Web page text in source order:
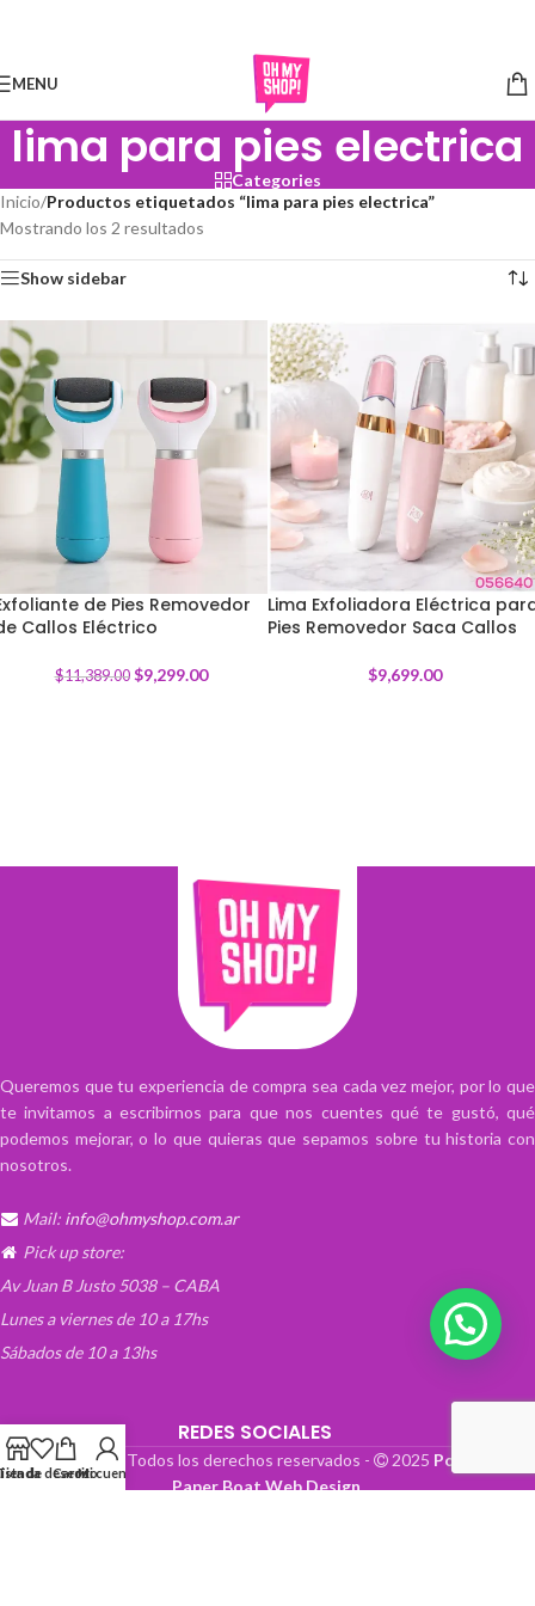
MENU
lima para pies electrica
Categories
Inicio/Productos etiquetados “lima para pies electrica”
Mostrando los 2 resultados
Show sidebar
-18%
de Pies Removedor
Callos Eléctrico
$11,389.00 $9,299.00
Lima Exfoliadora Eléctrica
Pies Removedor Saca Callos
$9,699.00
Queremos que tu experiencia de compra sea cada vez mejor, por lo que
te invitamos a escribirnos para que nos cuentes qué te gustó, qué
podemos mejorar, o lo que quieras que sepamos sobre tu historia con
nosotros.
Mail: info@ohmyshop.com.ar
Pick up store:
Av Juan B Justo 5038 – CABA
Lunes a viernes de 10 a 17hs
Sábados de 10 a 13hs
REDES SOCIALES
OhMyTienda! - Todos los derechos reservados - 2025 Powered by
Paper Boat Web Design.
de deseos
CarritoMi cuenta